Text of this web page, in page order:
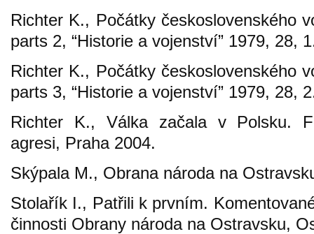
Richter K., Počátky československého
parts 2, “Historie a vojenství” 1979, 28,
Richter K., Počátky československého
parts 3, “Historie a vojenství” 1979, 28,
Richter K., Válka začala v Polsku.
agresi, Praha 2004.
Skýpala M., Obrana národa na
Stolařík I., Patřili k prvním.
činnosti Obrany národa na Ostravsku,